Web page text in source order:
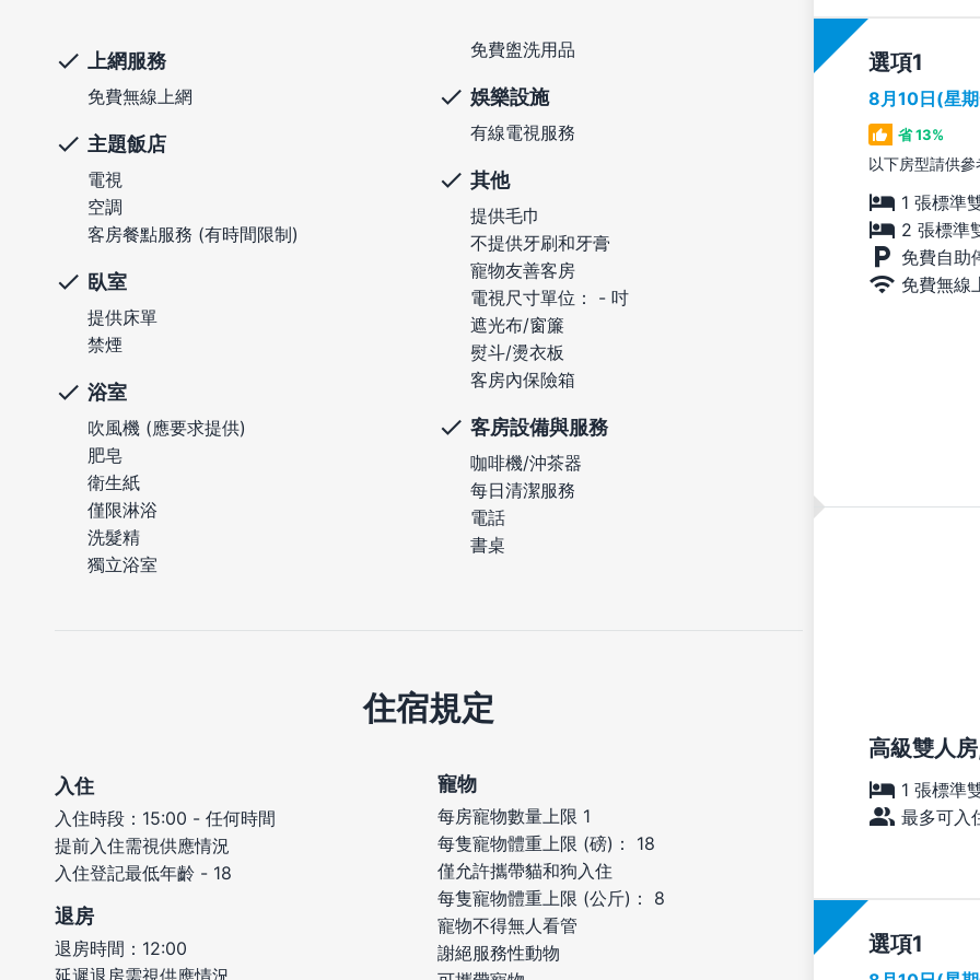
選項
8月10日(星
省 13%
以下房型請供
1 張標準
2 張標準
免費自助
免費無線
高級雙人
1 張標準
最多可入
選項
上網服務
免費無線上網
主題飯店
電視
空調
客房餐點服務 (有時間限制)
臥室
提供床單
禁煙
浴室
吹風機 (應要求提供)
肥皂
衛生紙
僅限淋浴
洗髮精
獨立浴室
免費盥洗用品
娛樂設施
有線電視服務
其他
提供毛巾
不提供牙刷和牙膏
寵物友善客房
電視尺寸單位： - 吋
遮光布/窗簾
熨斗/燙衣板
客房內保險箱
客房設備與服務
咖啡機/沖茶器
每日清潔服務
電話
書桌
住宿規定
入住
入住時段：15:00 - 任何時間
提前入住需視供應情況
入住登記最低年齡 - 18
退房
退房時間：12:00
寵物
每房寵物數量上限 1
每隻寵物體重上限 (磅)： 18
僅允許攜帶貓和狗入住
每隻寵物體重上限 (公斤)： 8
寵物不得無人看管
謝絕服務性動物